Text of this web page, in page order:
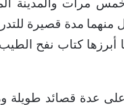
مرات والمدينة
مدة قصيرة
مُؤَلَّفا أبرزها كتاب نفح
على عدة قصائد طويلة